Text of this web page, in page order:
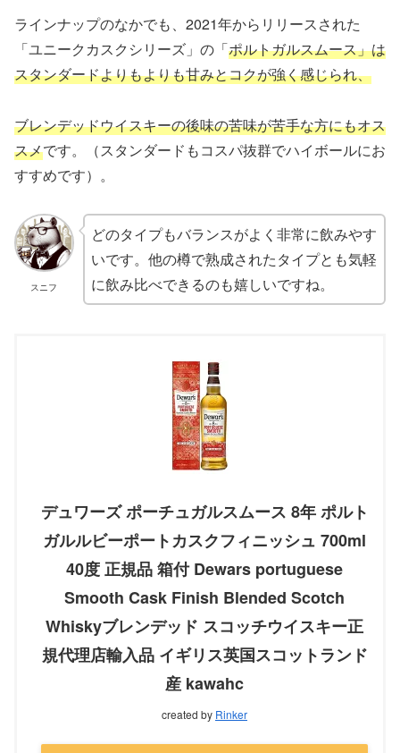
ラインナップのなかでも、2021年からリリースされた
「ユニークカスクシリーズ」の「ポルトガルスムース」は
スタンダードよりもよりも甘みとコクが強く感じられ、
ブレンデッドウイスキーの後味の苦味が苦手な方にもオス
スメです。（スタンダードもコスパ抜群でハイボールにお
すすめです）。
スニフ
どのタイプもバランスがよく非常に飲みやす
いです。他の樽で熟成されたタイプとも気軽
に飲み比べできるのも嬉しいですね。
デュワーズ ポーチュガルスムース 8年 ポルト
ガルルビーポートカスクフィニッシュ 700ml
40度 正規品 箱付 Dewars portuguese
Smooth Cask Finish Blended Scotch
Whiskyブレンデッド スコッチウイスキー正
規代理店輸入品 イギリス英国スコットランド
産 kawahc
created by Rinker